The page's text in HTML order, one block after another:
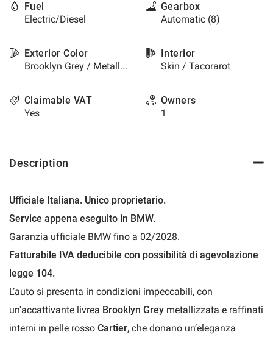
Fuel
Electric/Diesel
Gearbox
Automatic (8)
Exterior Color
Brooklyn Grey / Metallized
Interior
Skin / Tacorarot
Claimable VAT
Yes
Owners
1
Description
Ufficiale Italiana. Unico proprietario.
Service appena eseguito in BMW.
Garanzia ufficiale BMW fino a 02/2028.
Fatturabile IVA deducibile con possibilità di agevolazione
legge 104.
L’auto si presenta in condizioni impeccabili, con
un'accattivante livrea Brooklyn Grey metallizzata e raffinati
interni in pelle rosso Cartier, che donano un’eleganza
these
tracking
please
refer
cookie
policy.
You
change
at
any
Needed cookies